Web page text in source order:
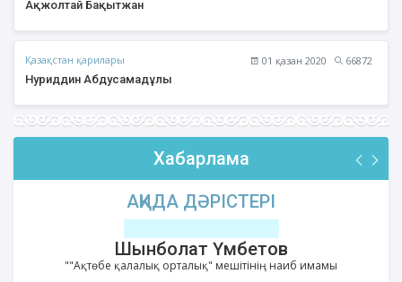
Ақжолтай Бақытжан
Қазақстан қарилары 01 қазан 2020
66872
Нуриддин Абдусамадұлы
Хабарлама
АҚИДА ДӘРІСТЕРІ
Шынболат Үмбетов
""Ақтөбе қалалық орталық" мешітінің наиб имамы